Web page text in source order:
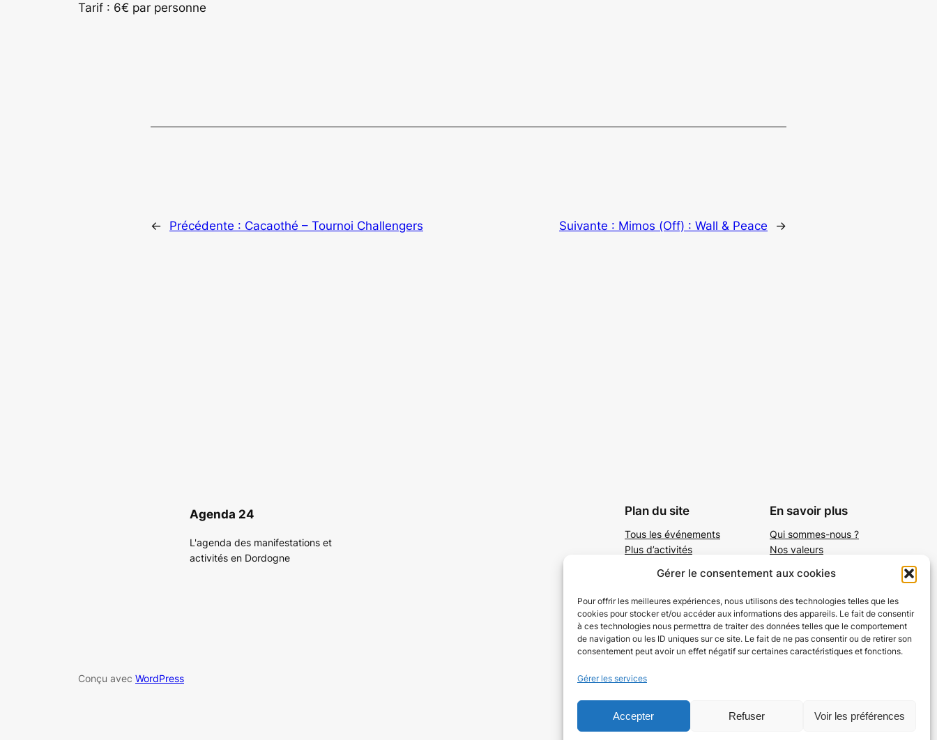
Gérer le consentement aux cookies
Pour offrir les meilleures expériences, nous utilisons des technologies telles que les
cookies pour stocker et/ou accéder aux informations des appareils. Le fait de consentir
à ces technologies nous permettra de traiter des données telles que le comportement
de navigation ou les ID uniques sur ce site. Le fait de ne pas consentir ou de retirer son
consentement peut avoir un effet négatif sur certaines caractéristiques et fonctions.
Gérer les services
Accepter Refuser Voir les préférences
Tarif : 6€ par personne
← Précédente : Cacaothé – Tournoi Challengers Suivante : Mimos (Off) : Wall & Peace →
Agenda 24
L'agenda des manifestations et
activités en Dordogne
Plan du site
Tous les événements
Plus d’activités
S’abonner par mail
En savoir plus
Qui sommes-nous ?
Nos valeurs
Mentions légales
Conçu avec WordPress